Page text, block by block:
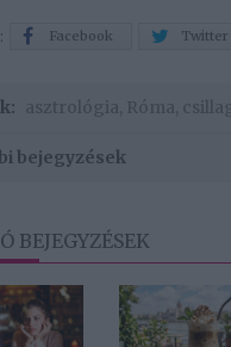
Facebook Twitter
asztrológia Róma
bejegyzések
BEJEGYZÉSEK